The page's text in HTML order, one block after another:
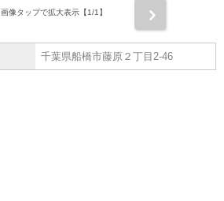
画像タップで拡大表示【1/1】
千葉県船橋市藤原２丁目2-46